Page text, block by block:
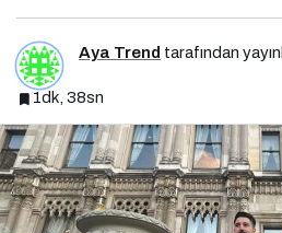
Aya Trend tarafından
1dk, 38sn